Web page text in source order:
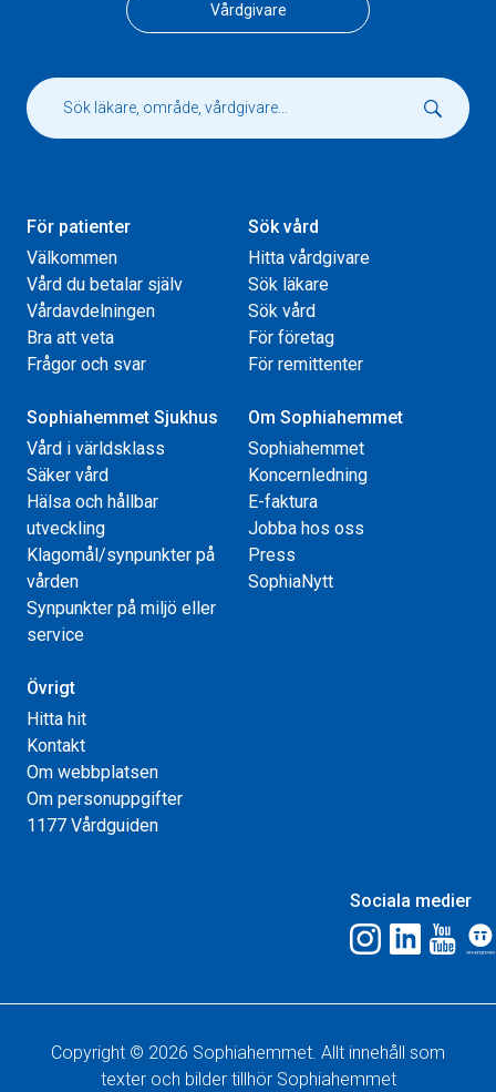
Vårdgivare
För patienter
Välkommen
Vård du betalar själv
Vårdavdelningen
Bra att veta
Frågor och svar
Sök vård
Hitta vårdgivare
Sök läkare
Sök vård
För företag
För remittenter
Sophiahemmet Sjukhus
Vård i världsklass
Säker vård
Hälsa och hållbar
utveckling
Klagomål/synpunkter på
vården
Synpunkter på miljö eller
service
Om Sophiahemmet
Sophiahemmet
Koncernledning
E-faktura
Jobba hos oss
Press
SophiaNytt
Övrigt
Hitta hit
Kontakt
Om webbplatsen
Om personuppgifter
1177 Vårdguiden
Sociala medier
Copyright © 2026 Sophiahemmet. Allt innehåll som
texter och bilder tillhör Sophiahemmet